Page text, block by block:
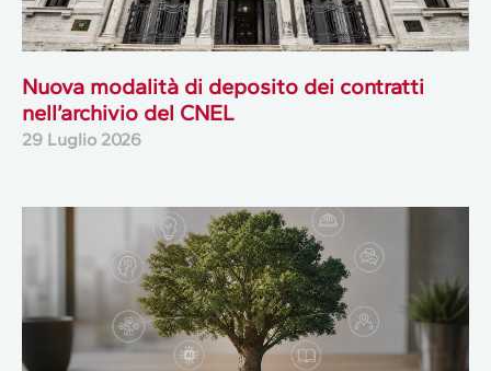
Nuova modalità di deposito dei contratti
nell’archivio del CNEL
29 Luglio 2026